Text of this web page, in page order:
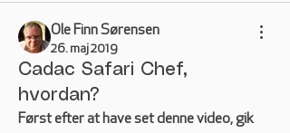
Ole Finn Sørensen
26. maj 2019
Cadac Safari Chef,
hvordan?
Først efter at have set denne video, gik